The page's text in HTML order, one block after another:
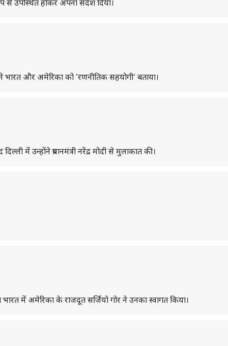
से उपस्थित होकर अपना संदेश दिया।
भारत और अमेरिका को 'रणनीतिक सहयोगी' बताया।
में उन्होंने प्रधानमंत्री नरेंद्र मोदी से मुलाकात की।
में अमेरिका के राजदूत सर्जियो गोर ने उनका स्वागत किया।